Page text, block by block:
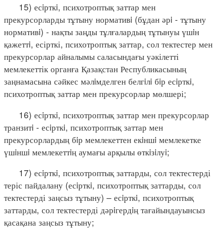
15) есiрткi, психотроптық заттар мен
прекурсорларды тұтыну нормативi (бұдан әрi - тұтыну
нормативi) - нақты заңды тұлғалардың тұтынуы үшiн
қажеттi, есірткі, психотроптық заттар, сол тектестер мен
прекурсорлар айналымы саласындағы уәкілетті
мемлекеттік органға Қазақстан Республикасының
заңнамасына сәйкес мәлiмделген белгiлi бiр есiрткi,
психотроптық заттар мен прекурсорлар мөлшері;
16) есiрткi, психотроптық заттар мен прекурсорлар
транзитi - есiрткi, психотроптық заттар мен
прекурсорлардың бiр мемлекеттен екiншi мемлекетке
үшiншi мемлекеттiң аумағы арқылы өткiзiлуi;
17) есiрткi, психотроптық заттарды, сол тектестерді
теріс пайдалану (есiрткi, психотроптық заттарды, сол
тектестерді заңсыз тұтыну) – есiрткi, психотроптық
заттарды, сол тектестерді дәрiгердiң тағайындауынсыз
қасақана заңсыз тұтыну;